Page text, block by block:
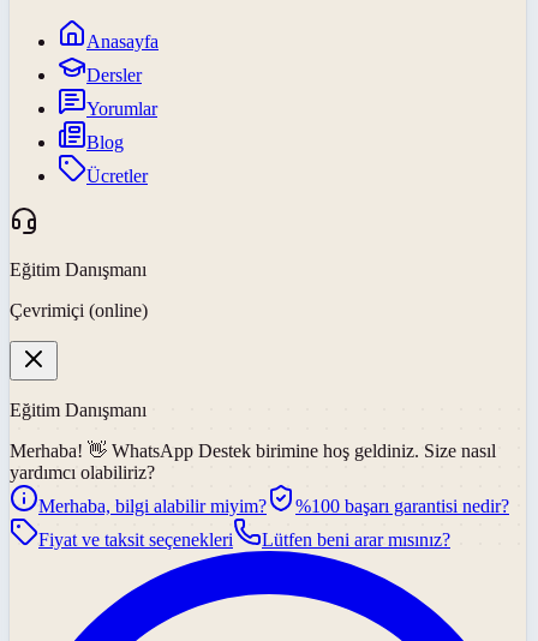
Anasayfa
Dersler
Yorumlar
Blog
Ücretler
Eğitim Danışmanı
Çevrimiçi (online)
Eğitim Danışmanı
Merhaba! 👋 WhatsApp Destek birimine hoş geldiniz. Size nasıl
yardımcı olabiliriz?
Merhaba, bilgi alabilir miyim?
%100 başarı garantisi nedir?
Fiyat ve taksit seçenekleri
Lütfen beni arar mısınız?